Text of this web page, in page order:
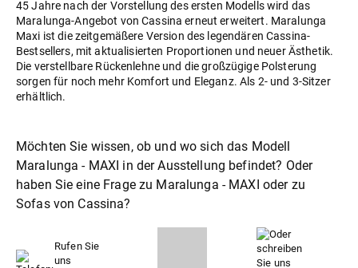
45 Jahre nach der Vorstellung des ersten Modells wird das
Maralunga-Angebot von Cassina erneut erweitert. Maralunga
Maxi ist die zeitgemäßere Version des legendären Cassina-
Bestsellers, mit aktualisierten Proportionen und neuer Ästhetik.
Die verstellbare Rückenlehne und die großzügige Polsterung
sorgen für noch mehr Komfort und Eleganz. Als 2- und 3-Sitzer
erhältlich.
Möchten Sie wissen, ob und wo sich das Modell
Maralunga - MAXI in der Ausstellung befindet? Oder
haben Sie eine Frage zu Maralunga - MAXI oder zu
Sofasvon Cassina?
Rufen Sie
uns